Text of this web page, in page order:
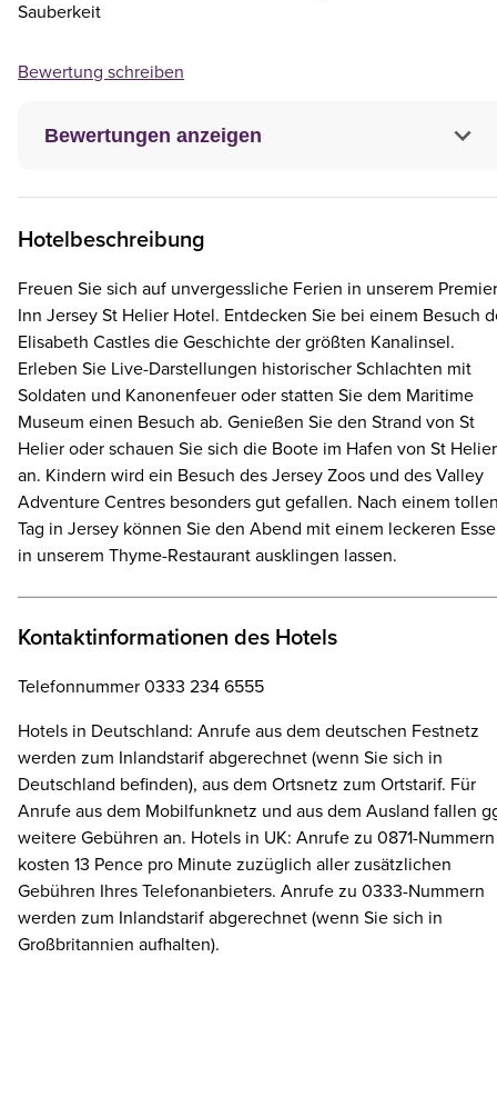
Bewertungen anzeigen
Sauberkeit
Bewertung schreiben
Hotelbeschreibung
Freuen Sie sich auf unvergessliche Ferien in unserem Premier
Inn Jersey St Helier Hotel. Entdecken Sie bei einem Besuch
Elisabeth Castles die Geschichte der größten Kanalinsel.
Erleben Sie Live-Darstellungen historischer Schlachten mit
Soldaten und Kanonenfeuer oder statten Sie dem Maritime
Museum einen Besuch ab. Genießen Sie den Strand von St
Helier oder schauen Sie sich die Boote im Hafen von St Helier
an. Kindern wird ein Besuch des Jersey Zoos und des Valley
Adventure Centres besonders gut gefallen. Nach einem
Tag in Jersey können Sie den Abend mit einem leckeren
in unserem Thyme-Restaurant ausklingen lassen.
Kontaktinformationen des Hotels
Telefonnummer 0333 234 6555
Hotels in Deutschland: Anrufe aus dem deutschen Festnetz
werden zum Inlandstarif abgerechnet (wenn Sie sich in
Deutschland befinden), aus dem Ortsnetz zum Ortstarif. Für
Anrufe aus dem Mobilfunknetz und aus dem Ausland fallen
weitere Gebühren an. Hotels in UK: Anrufe zu 0871-Nummern
kosten 13 Pence pro Minute zuzüglich aller zusätzlichen
Gebühren Ihres Telefonanbieters. Anrufe zu 0333-Nummern
werden zum Inlandstarif abgerechnet (wenn Sie sich in
Großbritannien aufhalten).